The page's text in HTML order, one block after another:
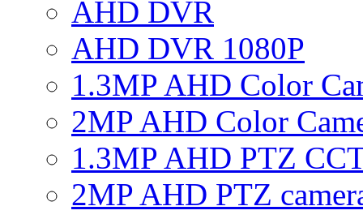
AHD DVR
AHD DVR 1080P
1.3MP AHD Color
2MP AHD Color
1.3MP AHD PTZ
2MP AHD PTZ